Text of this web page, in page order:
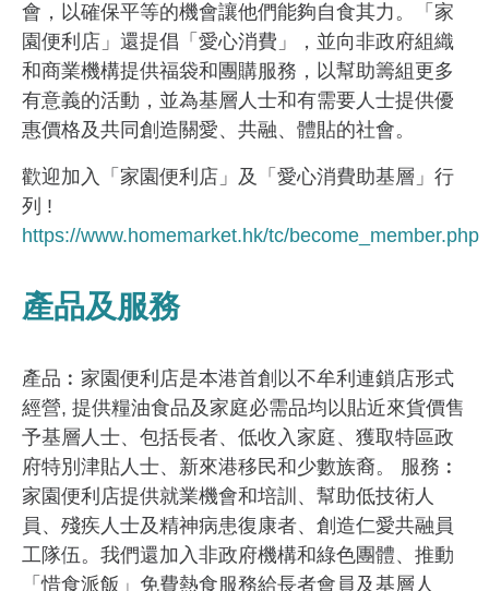
會，以確保平等的機會讓他們能夠自食其力。「家
園便利店」還提倡「愛心消費」，並向非政府組織
和商業機構提供福袋和團購服務，以幫助籌組更多
有意義的活動，並為基層人士和有需要人士提供優
惠價格及共同創造關愛、共融、體貼的社會。
歡迎加入「家園便利店」及「愛心消費助基層」行
列 !
https://www.homemarket.hk/tc/become_member.php
產品及服務
產品︰家園便利店是本港首創以不牟利連鎖店形式
經營, 提供糧油食品及家庭必需品均以貼近來貨價售
予基層人士、包括長者、低收入家庭、獲取特區政
府特別津貼人士、新來港移民和少數族裔。 服務︰
家園便利店提供就業機會和培訓、幫助低技術人
員、殘疾人士及精神病患復康者、創造仁愛共融員
工隊伍。我們還加入非政府機構和綠色團體、推動
「惜食派飯」免費熱食服務給長者會員及基層人